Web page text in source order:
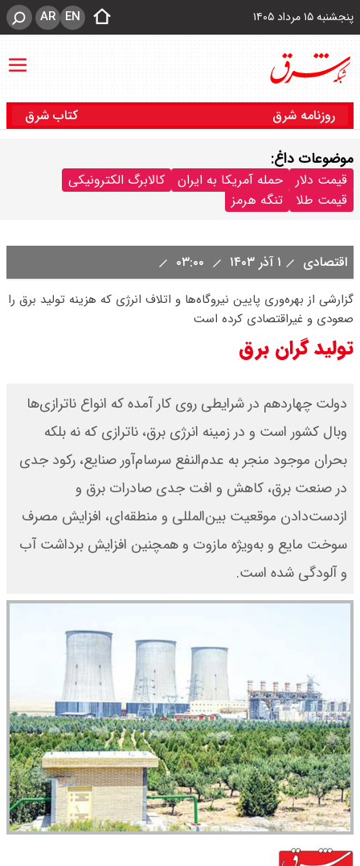
پنجشنبه ۱۵ مرداد ۱۴۰۵ EN
AR
روزنامه شرق کتاب شرق
موضوعات داغ:
قیمت دلار حمله آمریکا به ایران
کالابرگ الکترونیکی
قیمت طلا
تنگه هرمز
اقتصادی ۱ آذر ۱۴۰۳
گزارشی از بهره‌وری پایین نیروگاه‌ها و اتلاف انرژی که هزینه تولید برق را
صعودی و غیراقتصادی کرده است‌
تولید گران برق
دولت چهاردهم در شرایطی روی کار آمده که انواع ناترازی‌ها
وبال کشور است و در زمینه انرژی برق، ناترازی که نه بلکه
بحران موجود منجر به عدم‌النفع سرسام‌آور صنایع، رکود جدی
در صنعت برق، کاهش و افت جدی صادرات برق و
از‌دست‌دادن موقعیت بین‌المللی و منطقه‌ای، افزایش مصرف
سوخت مایع و به‌ویژه مازوت و همچنین افزایش برداشت آب
و آلودگی شده است.